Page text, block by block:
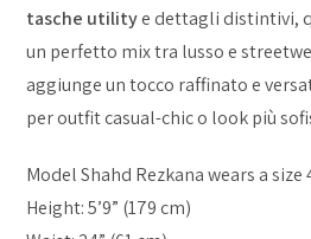
tasche utilitye dettagli distintivi,
un perfetto mix tra lusso e
aggiunge un tocco raffinato e
per outfit casual-chic o look più
Model Shahd Rezkana wears a size
Height: 5’9” (179 cm)